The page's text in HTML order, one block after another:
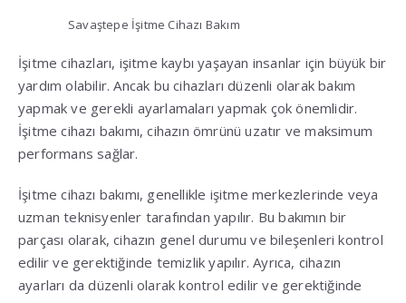
Savaştepe İşitme Cihazı Bakım
İşitme cihazları, işitme kaybı yaşayan insanlar için büyük bir
yardım olabilir. Ancak bu cihazları düzenli olarak bakım
yapmak ve gerekli ayarlamaları yapmak çok önemlidir.
İşitme cihazı bakımı, cihazın ömrünü uzatır ve maksimum
performans sağlar.
İşitme cihazı bakımı, genellikle işitme merkezlerinde veya
uzman teknisyenler tarafından yapılır. Bu bakımın bir
parçası olarak, cihazın genel durumu ve bileşenleri kontrol
edilir ve gerektiğinde temizlik yapılır. Ayrıca, cihazın
ayarları da düzenli olarak kontrol edilir ve gerektiğinde